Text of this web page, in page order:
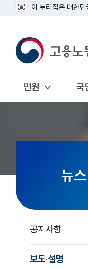
이 누리집은 대한
민원
열기
국
열
뉴
공지사항
보도·설명